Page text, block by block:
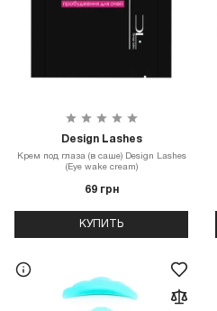
Design Lashes
Крем под глаза (в саше) Design Lashes
(Eye wake cream)
69 грн
КУПИТЬ